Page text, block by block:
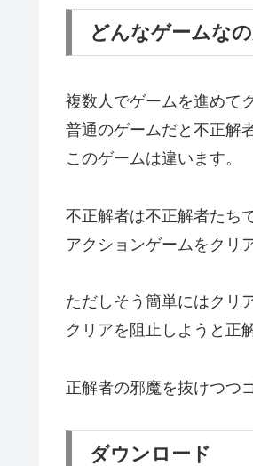
どんなゲームな
複数人でゲームを進めて
普通のゲームだと不正解
このゲームは違います。
不正解者は不正解者たち
アクションゲームをクリ
ただしそう簡単にはクリ
クリアを阻止しようと正
正解者の邪魔を抜けつつ
ダウンロード